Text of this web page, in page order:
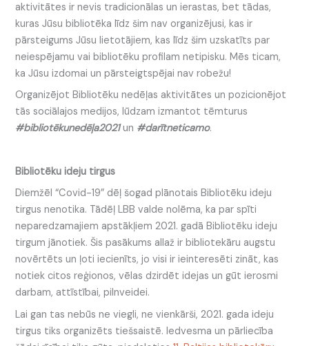
aktivitātes ir nevis tradicionālas un ierastas, bet tādas,
kuras Jūsu bibliotēka līdz šim nav organizējusi, kas ir
pārsteigums Jūsu lietotājiem, kas līdz šim uzskatīts par
neiespējamu vai bibliotēku profilam netipisku. Mēs ticam,
ka Jūsu izdomai un pārsteigtspējai nav robežu!
Organizējot Bibliotēku nedēļas aktivitātes un pozicionējot
tās sociālajos medijos, lūdzam izmantot tēmturus
#bibliotēkunedēļa2021 un #darītneticamo.
Bibliotēku ideju tirgus
Diemžēl “Covid-19” dēļ šogad plānotais Bibliotēku ideju
tirgus nenotika. Tādēļ LBB valde nolēma, ka par spīti
neparedzamajiem apstākļiem 2021. gadā Bibliotēku ideju
tirgum jānotiek. Šis pasākums allaž ir bibliotekāru augstu
novērtēts un ļoti iecienīts, jo visi ir ieinteresēti zināt, kas
notiek citos reģionos, vēlas dzirdēt idejas un gūt ierosmi
darbam, attīstībai, pilnveidei.
Lai gan tas nebūs ne viegli, ne vienkārši, 2021. gada ideju
tirgus tiks organizēts tiešsaistē. Iedvesma un pārliecība